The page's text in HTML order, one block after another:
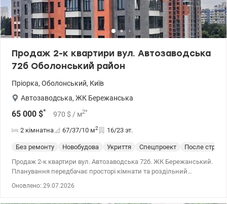
Продаж 2-к квартири вул. Автозаводська
72б Оболонський район
Пріорка, Оболонський, Київ
Автозаводська, ЖК Бережанська
65 000 $* 970 $ / м2*
2 кімнатна 67/37/10 м2 16/23 эт.
Без ремонту Новобудова Укриття Спецпроект
После
Продаж 2-к квартири вул. Автозаводська 72б. ЖК Бережанський.
Планування передбачає просторі кімнати та роздільний
Оновлено: 29.07.2026